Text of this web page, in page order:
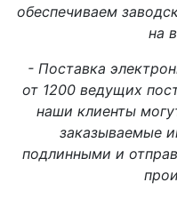
обеспечиваем
на
- Поставка
от 1200 ведущих
наши клиенты
заказываемые
подлинными и